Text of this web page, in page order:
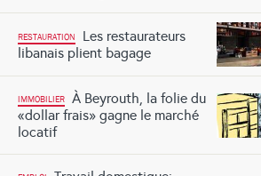
RESTAURATION
Les restaurateurs
libanais plient bagage
IMMOBILIER À Beyrouth, la folie du
«dollar frais» gagne le marché
locatif